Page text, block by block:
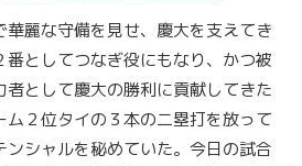
華麗な守備を見せ、慶大を支えてき
としてつなぎ役にもなり、かつ被
として慶大の勝利に貢献してきた
２位タイの３本の二塁打を放って
シャルを秘めていた。今日の試合